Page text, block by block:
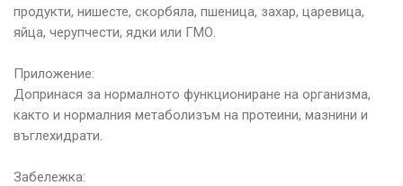
продукти, нишесте, скорбяла, пшеница, захар, царевица,
яйца, черупчести, ядки или ГМО.
Приложение:
Допринася за нормалното функциониране на организма,
както и нормалния метаболизъм на протеини, мазнини и
въглехидрати.
Забележка: